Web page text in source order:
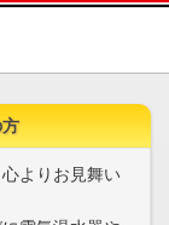
よりお見舞い